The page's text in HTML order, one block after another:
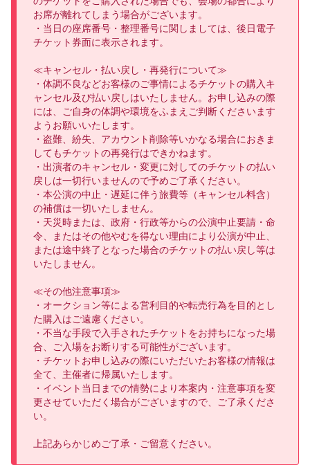
お席が離れてしまう場合がございます。
・当日の座席番号・整理番号に関しましては、後日電子
チケット券面に表示されます。
≪キャンセル・払い戻し・再発行について≫
・体調不良などお客様のご事情によるチケットの購入キ
ャンセル及び払い戻しはいたしません。お申し込みの際
には、ご自身の体調や環境をふまえご判断くださいます
ようお願いいたします。
・盗難、紛失、アカウント削除等いかなる場合におきま
してもチケットの再発行はできかねます。
・出演者のキャンセル・変更に対してのチケットの払い
戻しは一切行いませんので予めご了承ください。
・本公演の中止・遅延に伴う旅費等（キャンセル料含）
の補償は一切いたしません。
・天災時または、政府・行政等からの公演中止要請・命
令、またはその他やむを得ない理由により公演が中止、
または途中終了となった場合のチケットの払い戻し等は
いたしません。
≪その他注意事項≫
・オークション等による営利目的や転売行為を目的とし
た購入はご遠慮ください。
・不当な手段で入手されたチケットをお持ちになった場
合、ご入場をお断りする可能性がございます。
・チケットお申し込みの際にいただいたお客様の情報は
全て、主催者に帰属いたします。
・イベント当日までの情勢により本案内・注意事項を変
更させていただく場合がございますので、ご了承くださ
い。
上記あらかじめご了承・ご留意ください。